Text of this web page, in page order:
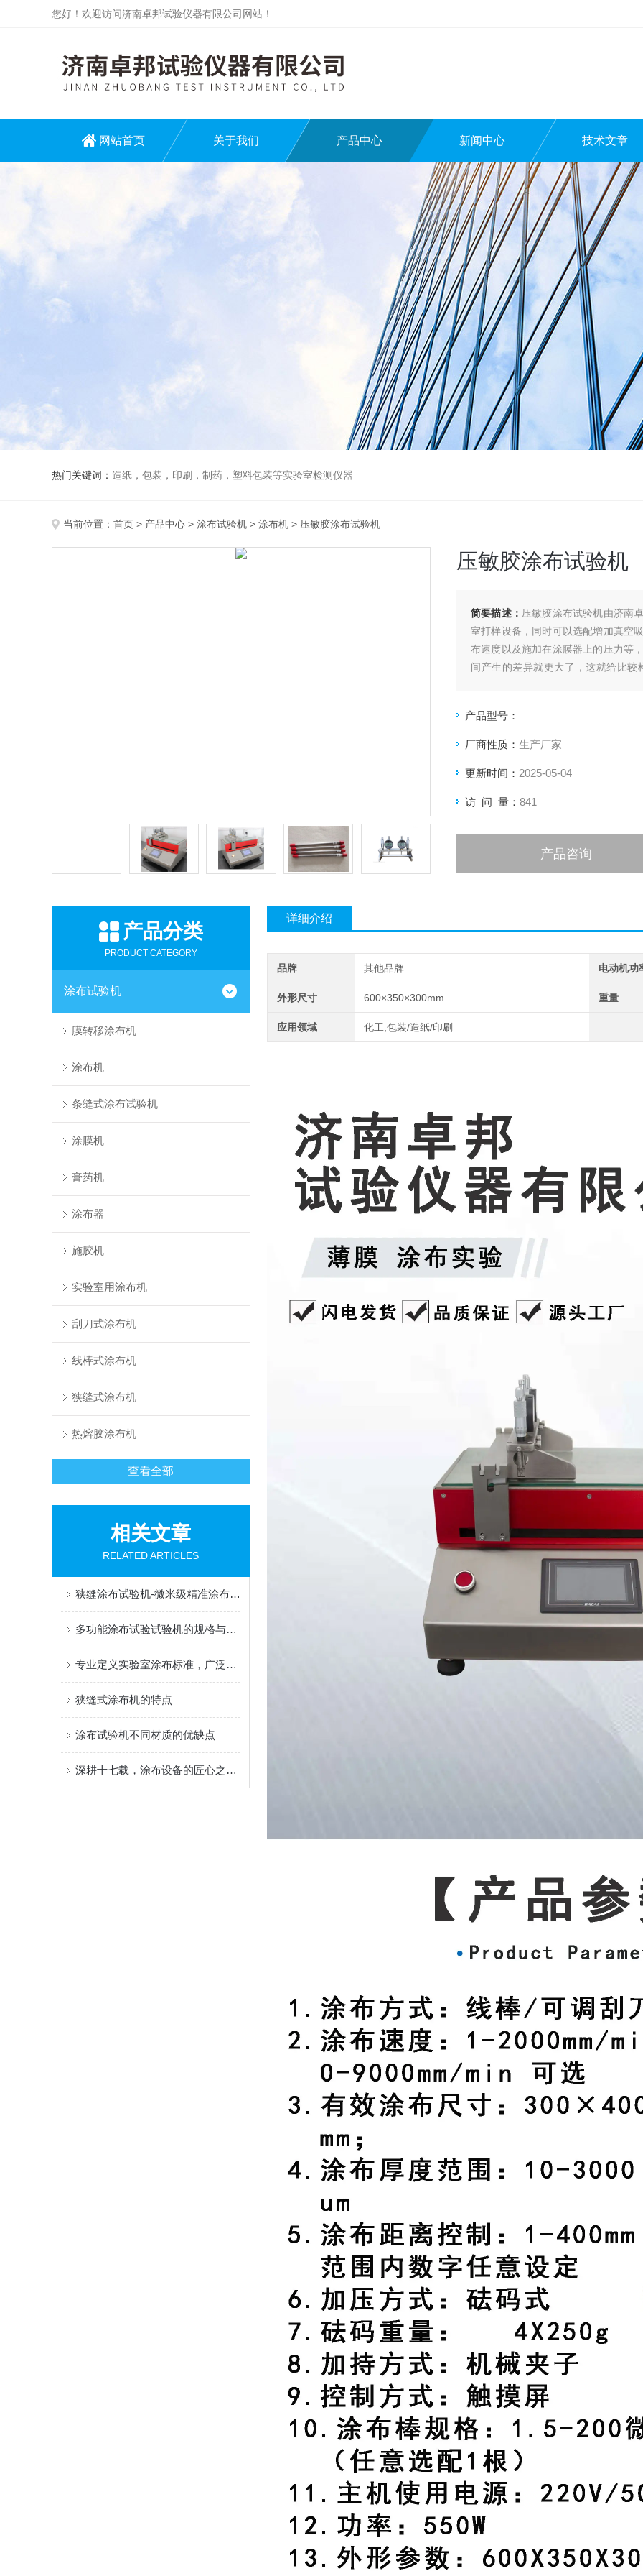
您好！欢迎访问济南卓邦试验仪器有限公司网站！
网站首页 关于我们 产品中心 新闻中心 技术文章
热门关键词： 造纸，包装，印刷，制药，塑料包装等实验室检测仪器
当前位置： 首页 > 产品中心 > 涂布试验机 > 涂布机 > 压敏胶涂布试验机
压敏胶涂布试验机
简要描述： 压敏胶涂布试验机由济南
室打样设备，同时可以选配增加真空
布速度以及施加在涂膜器上的压力等
间产生的差异就更大了，这就给比
产品型号：
厂商性质： 生产厂家
更新时间： 2025-05-04
访 问 量： 841
产品咨询
产品分类
PRODUCT CATEGORY
涂布试验机
膜转移涂布机
涂布机
条缝式涂布试验机
涂膜机
膏药机
涂布器
施胶机
实验室用涂布机
刮刀式涂布机
线棒式涂布机
狭缝式涂布机
热熔胶涂布机
查看全部
相关文章
RELATED ARTICLES
狭缝涂布试验机-微米级精准涂布，赋能新能源与半导体科研创新
多功能涂布试验试验机的规格与性能
专业定义实验室涂布标准，广泛赋能材料创新研发
狭缝式涂布机的特点
涂布试验机不同材质的优缺点
深耕十七载，涂布设备的匠心之选 ——AT-TB-300C 多功能涂布试验机
详细介绍
品牌 其他品牌 电动机功
外形尺寸 600×350×300mm 重量
应用领域 化工,包装/造纸/印刷